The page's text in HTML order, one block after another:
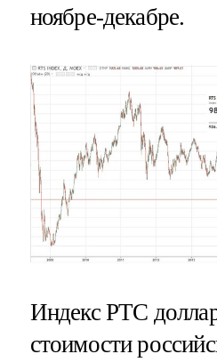
ноябре-декабре.
Индекс РТС
стоимости